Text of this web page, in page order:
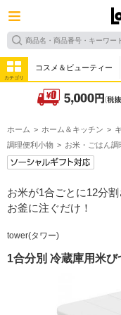
カテゴリ
コスメ＆ビューティー
ホーム ホーム＆キッチン
調理便利小物
お米・ごはん
お米が1合ごとに12分
お釜に注ぐだけ！
tower(タワー)
1合分別 冷蔵庫用米